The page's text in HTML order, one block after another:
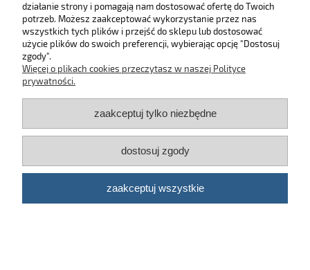
działanie strony i pomagają nam dostosować ofertę do Twoich
potrzeb. Możesz zaakceptować wykorzystanie przez nas
wszystkich tych plików i przejść do sklepu lub dostosować
użycie plików do swoich preferencji, wybierając opcję "Dostosuj
zgody".
Więcej o plikach cookies przeczytasz w naszej Polityce
prywatności.
zaakceptuj tylko niezbędne
dostosuj zgody
zaakceptuj wszystkie